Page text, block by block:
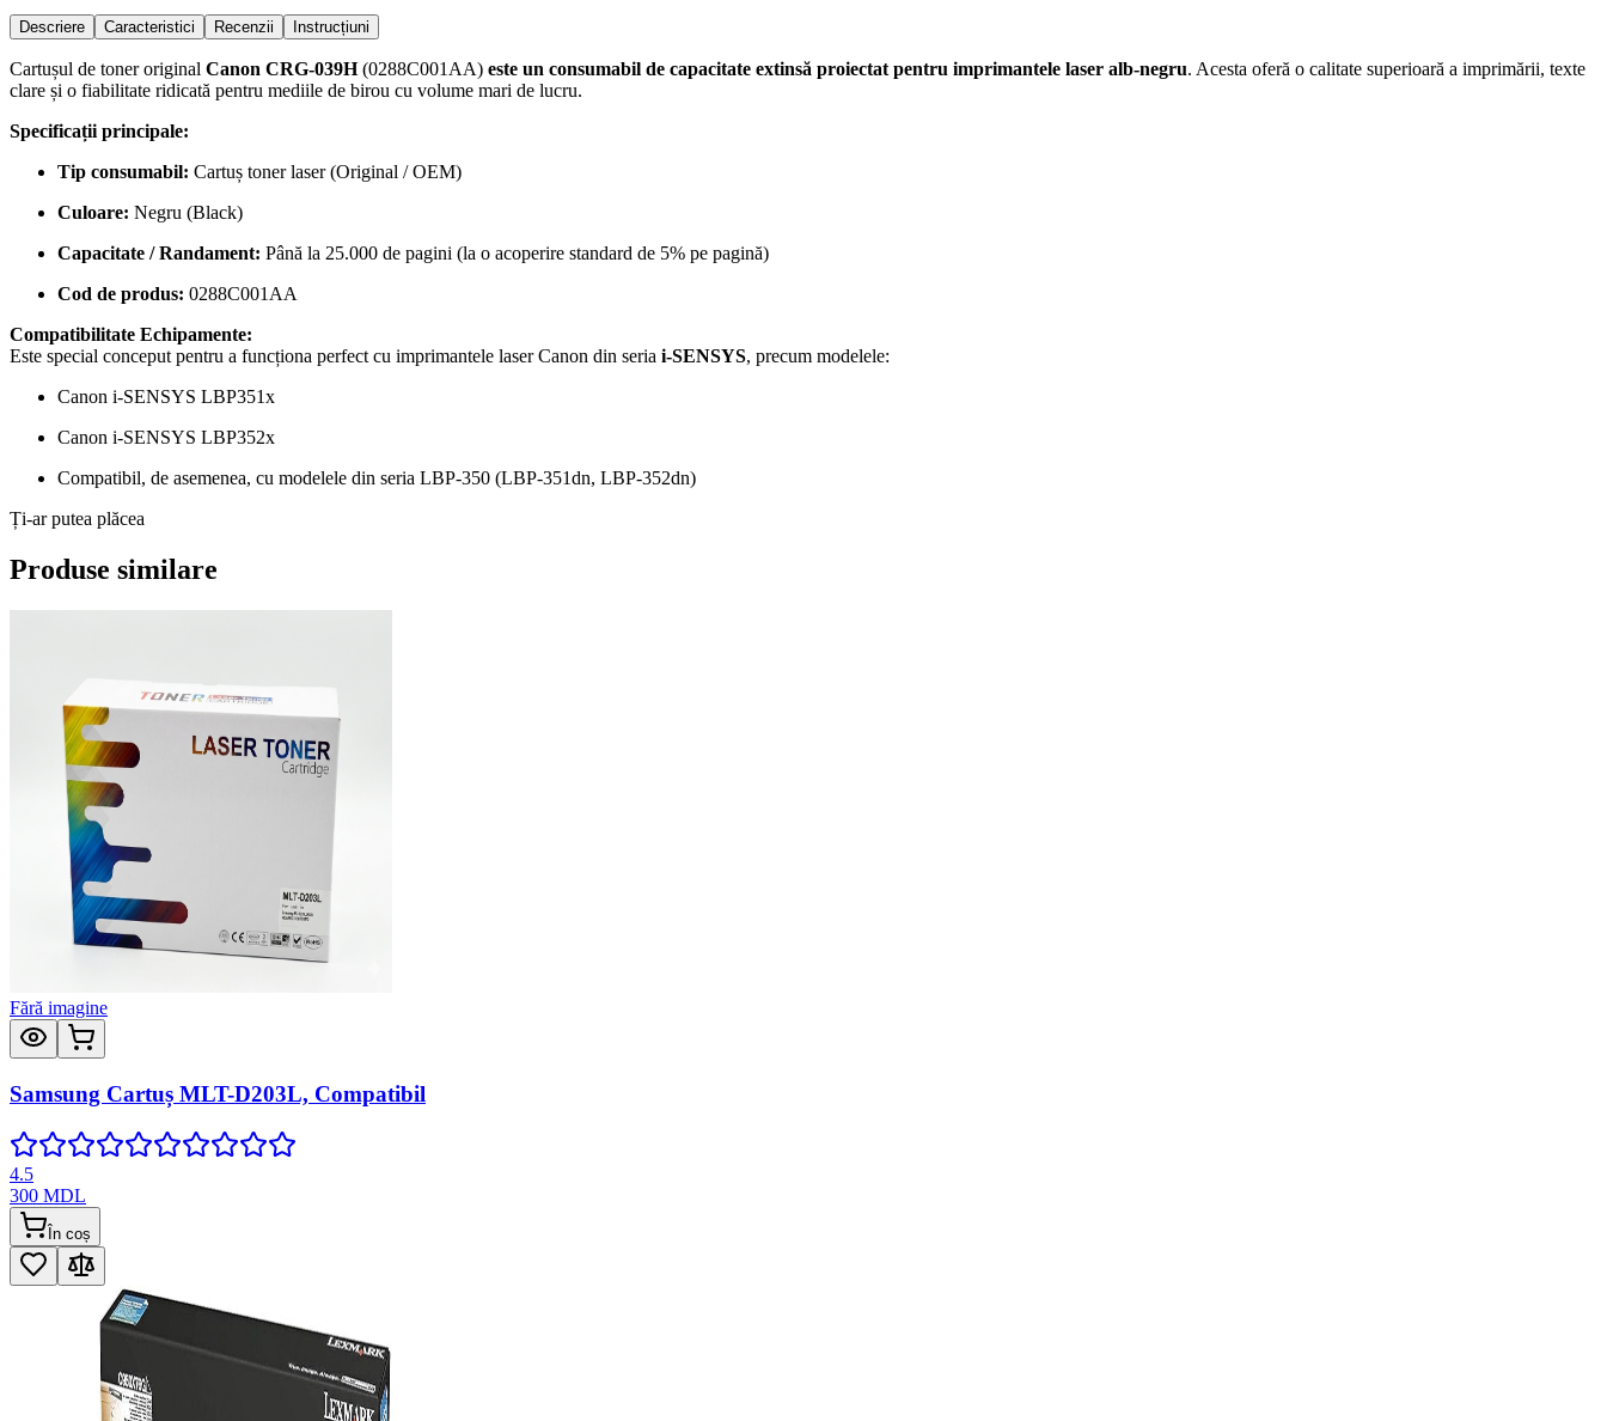
Descriere Caracteristici Recenzii Instrucțiuni
Cartușul de toner original Canon CRG-039H(0288C001AA) este un consumabil de capacitate extinsă proiectat pentru imprimantele laser alb-negru. Acesta oferă o calitate superioară a imprimării, texte
clare și o fiabilitate ridicată pentru mediile de birou cu volume mari de lucru.
Specificații principale:
Tip consumabil: Cartuș toner laser (Original / OEM)
Culoare: Negru (Black)
Capacitate / Randament: Până la 25.000 de pagini (la o acoperire standard de 5% pe pagină)
Cod de produs: 0288C001AA
Compatibilitate Echipamente:
Este special conceput pentru a funcționa perfect cu imprimantele laser Canon din seria i-SENSYS, precum modelele:
Canon i-SENSYS LBP351x
Canon i-SENSYS LBP352x
Compatibil, de asemenea, cu modelele din seria LBP-350 (LBP-351dn, LBP-352dn)
Ți-ar putea plăcea
Produse similare
Fără imagine
Samsung Cartuș MLT-D203L, Compatibil
4.5
300 MDL
În coș